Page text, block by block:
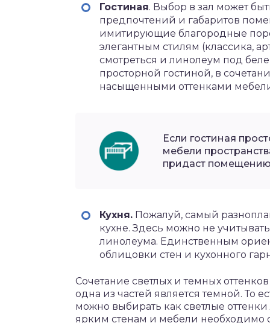
Гостиная. Выбор в зал может
предпочтений и габаритов
имитирующие благородные
элегантным стилям (классика,
смотреться и линолеум под
просторной гостиной, в
насыщенными оттенками
Если гостиная
мебели
придаст помещению
Кухня. Пожалуй, самый
кухне. Здесь можно не
линолеума. Единственным
облицовки стен и кухонного
Сочетание светлых и темных
одна из частей является темной. То
можно выбирать как светлые
ярким стенам и мебели необходимо